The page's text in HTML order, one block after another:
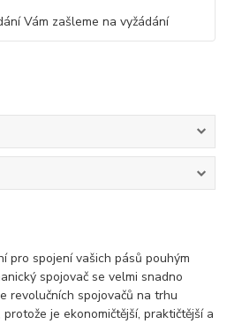
Vám zašleme na vyžádání
pro spojení vašich pásů pouhým
spojovač se velmi snadno
revolučních spojovačů na trhu
je ekonomičtější, praktičtější a